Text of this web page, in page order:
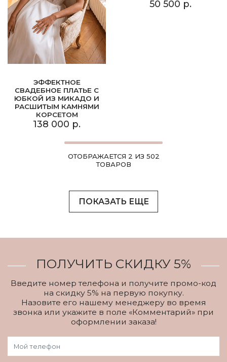
ЭФФЕКТНОЕ
СВАДЕБНОЕ ПЛАТЬЕ С
ЮБКОЙ ИЗ МИКАДО И
РАСШИТЫМ КАМНЯМИ
КОРСЕТОМ
138 000 р.
50 500 р.
ОТОБРАЖАЕТСЯ 2 ИЗ 502
ТОВАРОВ
ПОКАЗАТЬ ЕЩЕ
ПОЛУЧИТЬ СКИДКУ 5%
Введите номер телефона и получите промо-код
на скидку 5% на первую покупку.
Назовите его нашему менеджеру во время
звонка или укажите в поле «Комментарий» при
оформлении заказа!